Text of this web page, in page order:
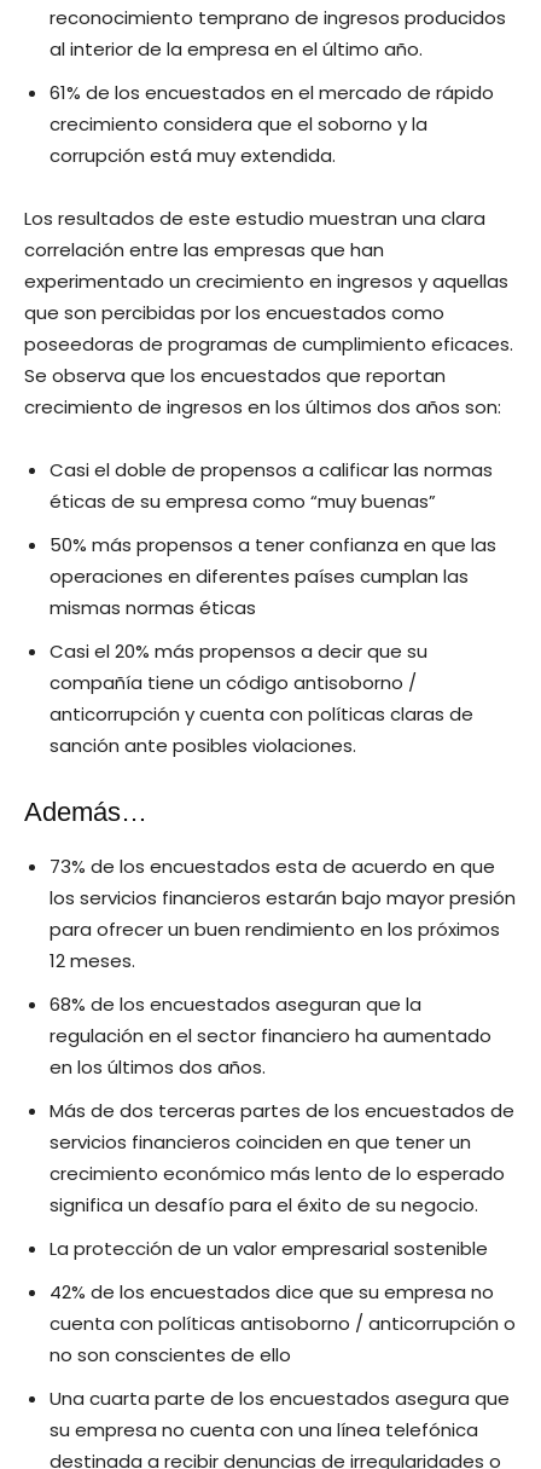
reconocimiento temprano de ingresos producidos
al interior de la empresa en el último año.
61% de los encuestados en el mercado de rápido
crecimiento considera que el soborno y la
corrupción está muy extendida.
Los resultados de este estudio muestran una clara
correlación entre las empresas que han
experimentado un crecimiento en ingresos y aquellas
que son percibidas por los encuestados como
poseedoras de programas de cumplimiento eficaces.
Se observa que los encuestados que reportan
crecimiento de ingresos en los últimos dos años son:
Casi el doble de propensos a calificar las normas
éticas de su empresa como “muy buenas”
50% más propensos a tener confianza en que las
operaciones en diferentes países cumplan las
mismas normas éticas
Casi el 20% más propensos a decir que su
compañía tiene un código antisoborno /
anticorrupción y cuenta con políticas claras de
sanción ante posibles violaciones.
Además…
73% de los encuestados esta de acuerdo en que
los servicios financieros estarán bajo mayor presión
para ofrecer un buen rendimiento en los próximos
12 meses.
68% de los encuestados aseguran que la
regulación en el sector financiero ha aumentado
en los últimos dos años.
Más de dos terceras partes de los encuestados de
servicios financieros coinciden en que tener un
crecimiento económico más lento de lo esperado
significa un desafío para el éxito de su negocio.
La protección de un valor empresarial sostenible
42% de los encuestados dice que su empresa no
cuenta con políticas antisoborno / anticorrupción o
no son conscientes de ello
Una cuarta parte de los encuestados asegura que
su empresa no cuenta con una línea telefónica
destinada a recibir denuncias de irregularidades o